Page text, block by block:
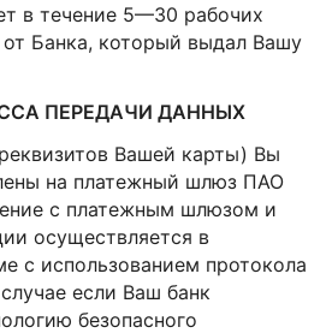
в течение 5—30 рабочих
Банка, который выдал Вашу
ПЕРЕДАЧИ ДАННЫХ
Вашей карты) Вы
на платежный шлюз ПАО
с платежным шлюзом и
осуществляется в
с использованием протокола
если Ваш банк
безопасного